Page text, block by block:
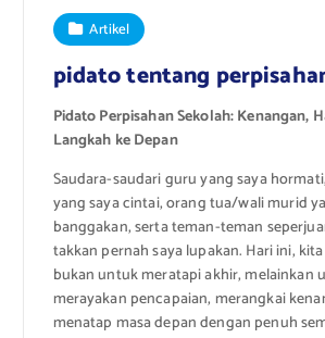
Artikel
pidato tentang
Pidato Perpisahan Sekolah: Kenangan,
Langkah ke Depan
Saudara-saudari guru yang saya
yang saya cintai, orang tua/wali murid
banggakan, serta teman-teman
takkan pernah saya lupakan. Hari ini,
bukan untuk meratapi akhir, melainkan
merayakan pencapaian, merangkai
menatap masa depan dengan penuh